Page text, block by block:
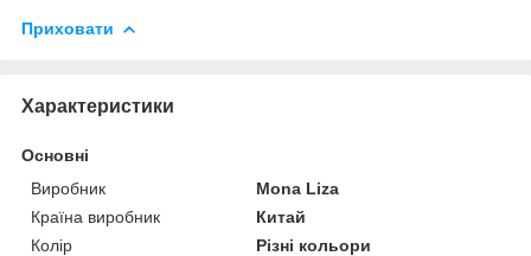
Приховати
Характеристики
Основні
Виробник
Mona Liza
Країна виробник
Китай
Колір
Різні кольори